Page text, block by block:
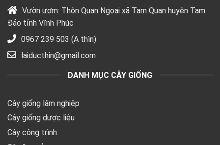
Vườn ươm: Thôn Quan Ngoại xã Tam Quan huyện Tam
Đảo tỉnh Vĩnh Phúc
0967 239 503 (A thìn)
laiducthin@gmail.com
DANH MỤC CÂY GIỐNG
Cây giống lâm nghiệp
Cây giống dược liệu
Cây công trình